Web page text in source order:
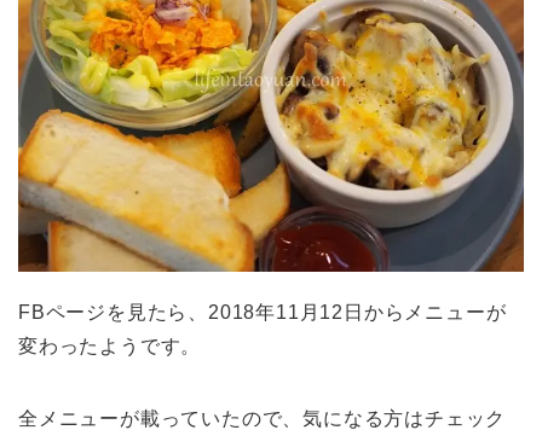
FBページを見たら、2018年11月12日からメニューが
変わったようです。
全メニューが載っていたので、気になる方はチェック